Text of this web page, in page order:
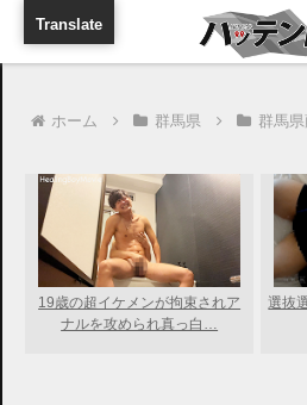
旅行に出張に待ち
ホーム 群馬県 群馬
19歳の超イケメンが拘束されア
ナルを攻められ真っ白…
選抜
Translate